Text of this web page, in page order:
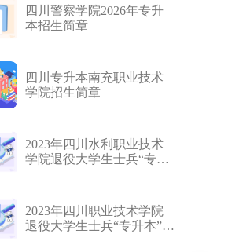
四川警察学院2026年专升
本招生简章
四川专升本南充职业技术
学院招生简章
2023年四川水利职业技术
学院退役大学生士兵“专升
2023年四川职业技术学院
退役大学生士兵“专升本”西